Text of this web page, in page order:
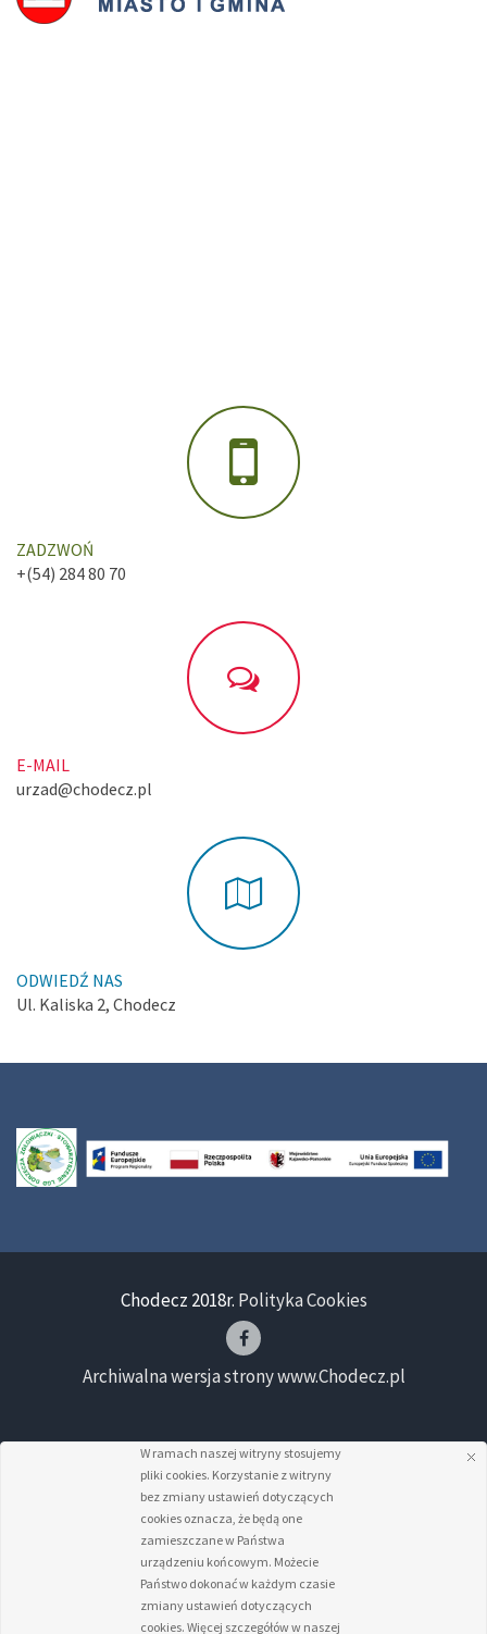
ZADZWOŃ
+(54) 284 80 70
E-MAIL
urzad@chodecz.pl
ODWIEDŹ NAS
Ul. Kaliska 2, Chodecz
Chodecz 2018r. Polityka Cookies
Archiwalna wersja strony www.Chodecz.pl
W ramach naszej witryny stosujemy
pliki cookies. Korzystanie z witryny
bez zmiany ustawień dotyczących
cookies oznacza, że będą one
zamieszczane w Państwa
urządzeniu końcowym. Możecie
Państwo dokonać w każdym czasie
zmiany ustawień dotyczących
cookies. Więcej szczegółów w naszej